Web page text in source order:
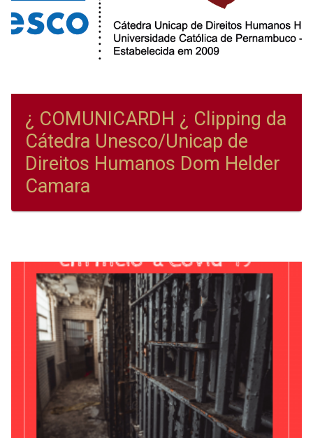
¿ COMUNICARDH ¿ Clipping da
Cátedra Unesco/Unicap de
Direitos Humanos Dom Helder
Camara